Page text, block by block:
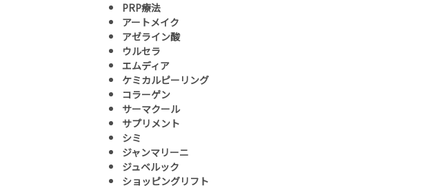
PRP療法
アートメイク
アゼライン酸
ウルセラ
エムディア
ケミカルピーリング
コラーゲン
サーマクール
サプリメント
シミ
ジャンマリーニ
ジュベルック
ショッピングリフト